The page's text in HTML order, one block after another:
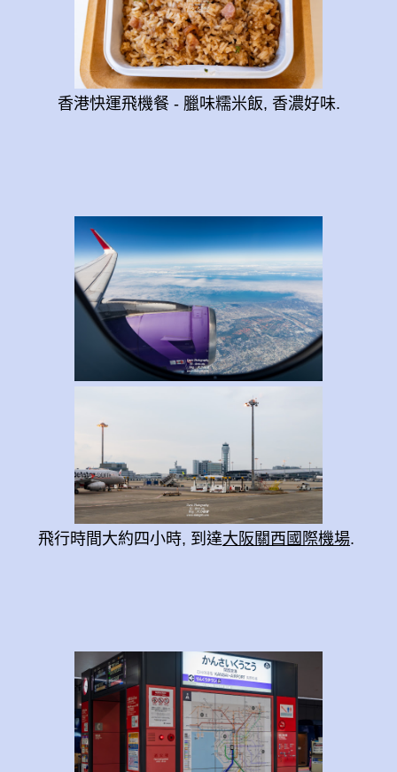
香港快運飛機餐 - 臘味糯米飯, 香濃好味.
飛行時間大約四小時, 到達大阪關西國際機場.